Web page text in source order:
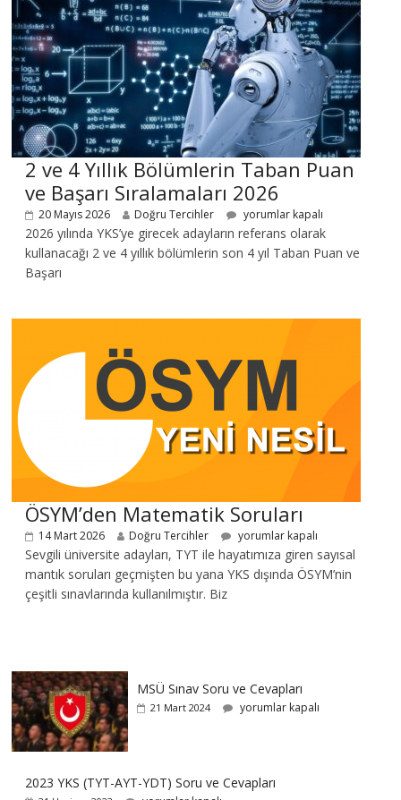
2 ve 4 Yıllık Bölümlerin Taban Puan
ve Başarı Sıralamaları 2026
20 Mayıs 2026 Doğru Tercihler yorumlar kapalı
2026 yılında YKS’ye girecek adayların referans olarak
kullanacağı 2 ve 4 yıllık bölümlerin son 4 yıl Taban Puan ve
Başarı
ÖSYM’den Matematik Soruları
14 Mart 2026 Doğru Tercihler yorumlar kapalı
Sevgili üniversite adayları, TYT ile hayatımıza giren sayısal
mantık soruları geçmişten bu yana YKS dışında ÖSYM’nin
çeşitli sınavlarında kullanılmıştır. Biz
MSÜ Sınav Soru ve Cevapları
21 Mart 2024 yorumlar kapalı
2023 YKS (TYT-AYT-YDT) Soru ve Cevapları